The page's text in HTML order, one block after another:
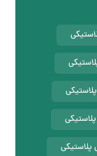
پلاستیکی